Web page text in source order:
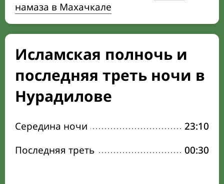
намаза в Махачкале
Исламская полночь и
последняя треть ночи в
Нурадилове
Середина ночи
23:10
Последняя треть
00:30